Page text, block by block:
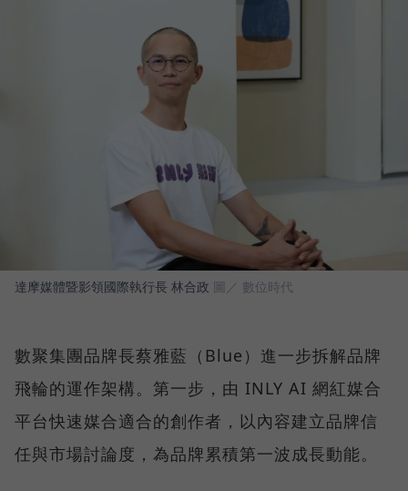
達摩媒體暨影領國際執行長 林合政 圖／ 數位時代
數聚集團品牌長蔡雅藍（Blue）進一步拆解品牌
飛輪的運作架構。第一步，由 INLY AI 網紅媒合
平台快速媒合適合的創作者，以內容建立品牌信
任與市場討論度，為品牌累積第一波成長動能。